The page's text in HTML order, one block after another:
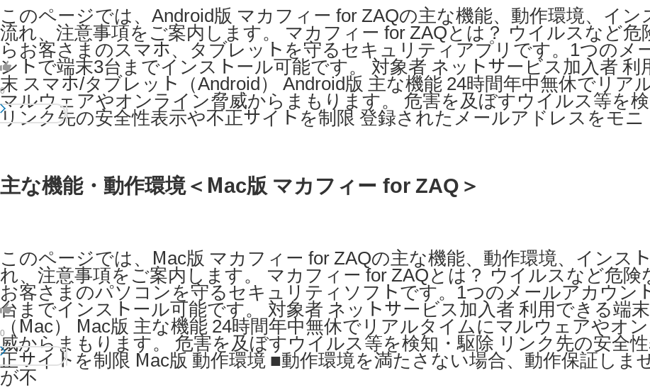
このページでは、Android版 マカフィー for ZAQの主な機能、動作環境、イン
流れ、注意事項をご案内します。 マカフィー for ZAQとは？ ウイルスなど危
らお客さまのスマホ、タブレットを守るセキュリティアプリです。1つのメ
ントで端末3台までインストール可能です。 対象者 ネットサービス加入者 利
末 スマホ/タブレット（Android） Android版 主な機能 24時間年中無休でリア
マルウェアやオンライン脅威からまもります。 危害を及ぼすウイルス等を
リンク先の安全性表示や不正サイトを制限 登録されたメールアドレスをモニ
0
主な機能・動作環境＜Mac版 マカフィー for ZAQ＞
このページでは、Mac版 マカフィー for ZAQの主な機能、動作環境、インス
れ、注意事項をご案内します。 マカフィー for ZAQとは？ ウイルスなど危険
お客さまのパソコンを守るセキュリティソフトです。1つのメールアカウン
台までインストール可能です。 対象者 ネットサービス加入者 利用できる端
（Mac） Mac版 主な機能 24時間年中無休でリアルタイムにマルウェアやオ
威からまもります。 危害を及ぼすウイルス等を検知・駆除 リンク先の安全
正サイトを制限 Mac版 動作環境 ■動作環境を満たさない場合、動作保証しま
が不
0